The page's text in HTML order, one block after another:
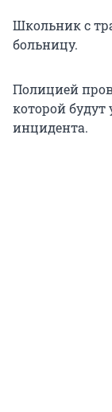
Школьник с
больницу.
Полицией
которой
инцидента.